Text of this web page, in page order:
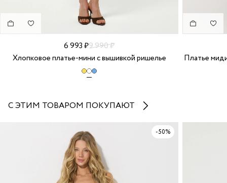
6 993 ₽9 990 ₽
Хлопковое платье-мини с вышивкой ришелье
Платье
С ЭТИМ ТОВАРОМ ПОКУПАЮТ
-50%